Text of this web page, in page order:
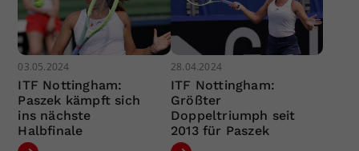
03.05.2024
ITF Nottingham:
Paszek kämpft sich
ins nächste
Halbfinale
28.04.2024
ITF Nottingham:
Größter
Doppeltriumph seit
2013 für Paszek